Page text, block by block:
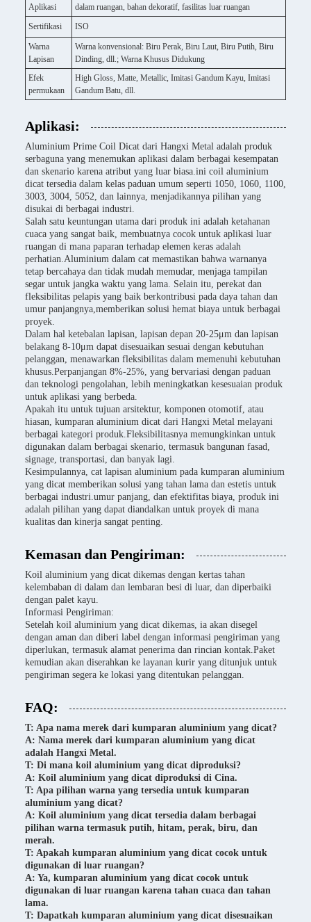
Aplikasi
dalam ruangan, bahan dekoratif, fasilitas luar ruangan
Sertifikasi
ISO
Warna
Lapisan
Warna konvensional: Biru Perak, Biru Laut, Biru Putih, Biru
Dinding, dll.; Warna Khusus Didukung
Efek
permukaan
High Gloss, Matte, Metallic, Imitasi Gandum Kayu, Imitasi
Gandum Batu, dll.
Aplikasi:
Aluminium Prime Coil Dicat dari Hangxi Metal adalah produk
serbaguna yang menemukan aplikasi dalam berbagai kesempatan
dan skenario karena atribut yang luar biasa.ini coil aluminium
dicat tersedia dalam kelas paduan umum seperti 1050, 1060, 1100,
3003, 3004, 5052, dan lainnya, menjadikannya pilihan yang
disukai di berbagai industri.
Salah satu keuntungan utama dari produk ini adalah ketahanan
cuaca yang sangat baik, membuatnya cocok untuk aplikasi luar
ruangan di mana paparan terhadap elemen keras adalah
perhatian.Aluminium dalam cat memastikan bahwa warnanya
tetap bercahaya dan tidak mudah memudar, menjaga tampilan
segar untuk jangka waktu yang lama. Selain itu, perekat dan
fleksibilitas pelapis yang baik berkontribusi pada daya tahan dan
umur panjangnya,memberikan solusi hemat biaya untuk berbagai
proyek.
Dalam hal ketebalan lapisan, lapisan depan 20-25μm dan lapisan
belakang 8-10μm dapat disesuaikan sesuai dengan kebutuhan
pelanggan, menawarkan fleksibilitas dalam memenuhi kebutuhan
khusus.Perpanjangan 8%-25%, yang bervariasi dengan paduan
dan teknologi pengolahan, lebih meningkatkan kesesuaian produk
untuk aplikasi yang berbeda.
Apakah itu untuk tujuan arsitektur, komponen otomotif, atau
hiasan, kumparan aluminium dicat dari Hangxi Metal melayani
berbagai kategori produk.Fleksibilitasnya memungkinkan untuk
digunakan dalam berbagai skenario, termasuk bangunan fasad,
signage, transportasi, dan banyak lagi.
Kesimpulannya, cat lapisan aluminium pada kumparan aluminium
yang dicat memberikan solusi yang tahan lama dan estetis untuk
berbagai industri.umur panjang, dan efektifitas biaya, produk ini
adalah pilihan yang dapat diandalkan untuk proyek di mana
kualitas dan kinerja sangat penting.
Kemasan dan Pengiriman:
Koil aluminium yang dicat dikemas dengan kertas tahan
kelembaban di dalam dan lembaran besi di luar, dan diperbaiki
dengan palet kayu.
Informasi Pengiriman:
Setelah koil aluminium yang dicat dikemas, ia akan disegel
dengan aman dan diberi label dengan informasi pengiriman yang
diperlukan, termasuk alamat penerima dan rincian kontak.Paket
kemudian akan diserahkan ke layanan kurir yang ditunjuk untuk
pengiriman segera ke lokasi yang ditentukan pelanggan.
FAQ:
T: Apa nama merek dari kumparan aluminium yang dicat?
A: Nama merek dari kumparan aluminium yang dicat
adalah Hangxi Metal.
T: Di mana koil aluminium yang dicat diproduksi?
A: Koil aluminium yang dicat diproduksi di Cina.
T: Apa pilihan warna yang tersedia untuk kumparan
aluminium yang dicat?
A: Koil aluminium yang dicat tersedia dalam berbagai
pilihan warna termasuk putih, hitam, perak, biru, dan
merah.
T: Apakah kumparan aluminium yang dicat cocok untuk
digunakan di luar ruangan?
A: Ya, kumparan aluminium yang dicat cocok untuk
digunakan di luar ruangan karena tahan cuaca dan tahan
lama.
T: Dapatkah kumparan aluminium yang dicat disesuaikan